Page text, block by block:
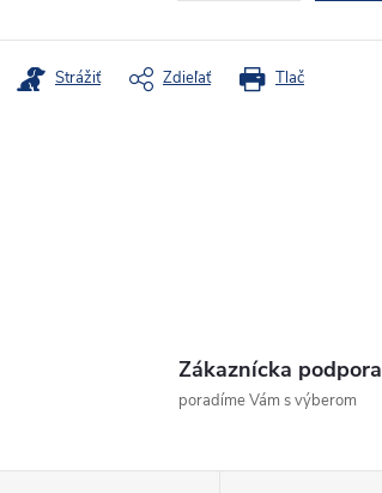
Tlač
Strážiť Zdieľať
Zákaznícka podpora
poradíme Vám s výberom